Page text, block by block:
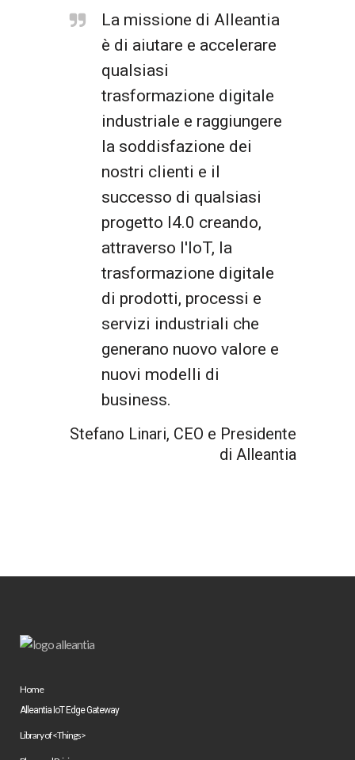
La missione di Alleantia
è di aiutare e accelerare
qualsiasi
trasformazione digitale
industriale e raggiungere
la soddisfazione dei
nostri clienti e il
successo di qualsiasi
progetto I4.0 creando,
attraverso l'IoT, la
trasformazione digitale
di prodotti, processi e
servizi industriali che
generano nuovo valore e
nuovi modelli di
business.
Stefano Linari, CEO e Presidente
di Alleantia
Home
Alleantia IoT Edge Gateway
Library of <Things>